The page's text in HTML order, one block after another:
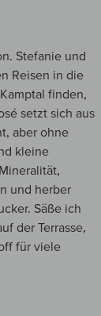
Stefanie und
Reisen in die
finden,
setzt sich aus
aber ohne
kleine
und herber
Säße ich
der Terrasse,
für viele